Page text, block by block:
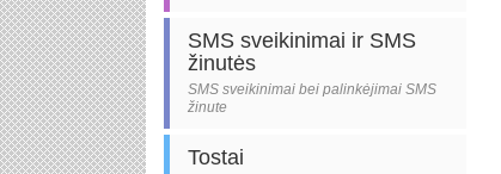
SMS sveikinimai ir SMS
žinutės
SMS sveikinimai bei palinkėjimai SMS
žinute
Tostai